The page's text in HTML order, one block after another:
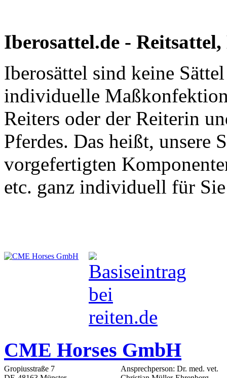
Iberosattel.de -
Iberosättel sind keine
individuelle
Reiters oder der Reiterin
Pferdes. Das heißt, unsere
vorgefertigten
etc. ganz individuell für
CME Horses GmbH
Gropiusstraße 7
Ansprechperson: Dr. med. vet.